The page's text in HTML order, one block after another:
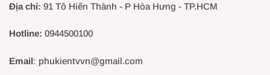
Địa chỉ: 91 Tô Hiến Thành - P Hòa Hưng - TP.HCM
Hotline: 0944500100
Email: phukientvvn@gmail.com